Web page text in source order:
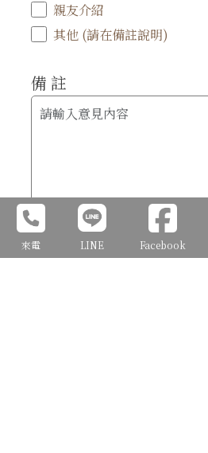
親友介紹
其他 (請在備註說明)
備 註
來電 LINE Facebook